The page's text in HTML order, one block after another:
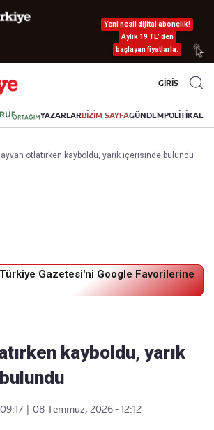
Yeni nesil dijital abonelik!
Aylık 19 TL’ den
başlayan fiyatlarla.
GİRİŞ
YAZARLARBİZİM SAYFAGÜNDEMPOLİTİKA
otlatırken kayboldu, yarık içerisinde bulundu
Gazetesi'ni Google Favorilerine
kayboldu, yarık
08 Temmuz, 2026 - 12:12